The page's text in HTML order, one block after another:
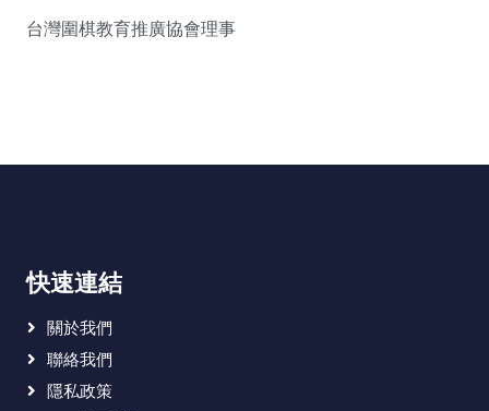
台灣圍棋教育推廣協會理事
快速連結
關於我們
聯絡我們
隱私政策